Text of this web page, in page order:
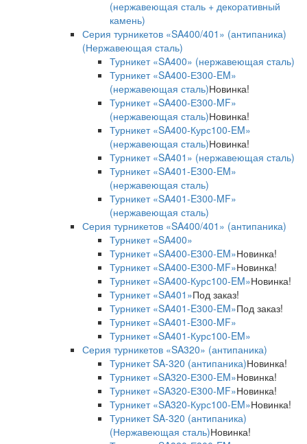
(нержавеющая сталь + декоративный
камень)
Серия турникетов «SA400/401» (антипаника)
(Нержавеющая сталь)
Турникет «SA400» (нержавеющая сталь)
Турникет «SA400-Е300-EM»
(нержавеющая сталь)Новинка!
Турникет «SA400-Е300-MF»
(нержавеющая сталь)Новинка!
Турникет «SA400-Курс100-EM»
(нержавеющая сталь)Новинка!
Турникет «SA401» (нержавеющая сталь)
Турникет «SA401-E300-EM»
(нержавеющая сталь)
Турникет «SA401-E300-MF»
(нержавеющая сталь)
Серия турникетов «SA400/401» (антипаника)
Турникет «SA400»
Турникет «SA400-Е300-EM»Новинка!
Турникет «SA400-Е300-MF»Новинка!
Турникет «SA400-Курс100-EM»Новинка!
Турникет «SA401»Под заказ!
Турникет «SA401-E300-EM»Под заказ!
Турникет «SA401-E300-MF»
Турникет «SA401-Курс100-EM»
Серия турникетов «SA320» (антипаника)
Турникет SA-320 (антипаника)Новинка!
Турникет «SA320-Е300-EM»Новинка!
Турникет «SA320-Е300-MF»Новинка!
Турникет «SA320-Курс100-EM»Новинка!
Турникет SA-320 (антипаника)
(Нержавеющая сталь)Новинка!